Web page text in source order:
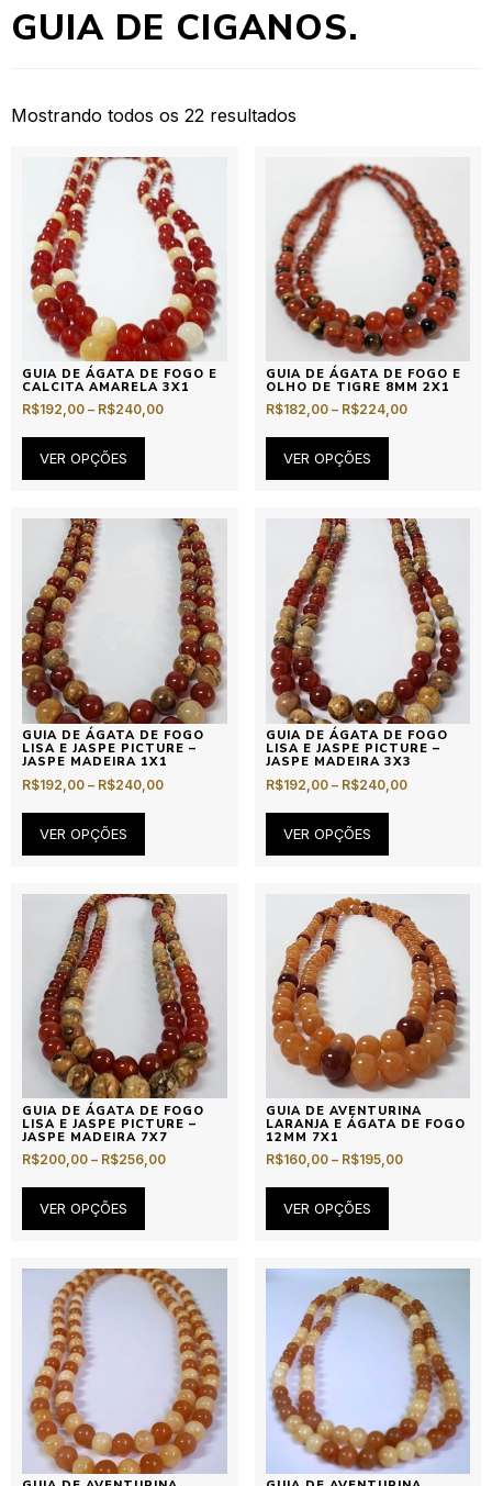
GUIA DE CIGANOS.
Mostrando todos os 22 resultados
GUIA DE ÁGATA DE FOGO E
CALCITA AMARELA 3X1
R$192,00 – R$240,00
VER OPÇÕES
GUIA DE ÁGATA DE FOGO E
OLHO DE TIGRE 8MM 2X1
R$182,00 – R$224,00
VER OPÇÕES
GUIA DE ÁGATA DE FOGO
LISA E JASPE PICTURE –
JASPE MADEIRA 1X1
R$192,00 – R$240,00
VER OPÇÕES
GUIA DE ÁGATA DE FOGO
LISA E JASPE PICTURE –
JASPE MADEIRA 3X3
R$192,00 – R$240,00
VER OPÇÕES
GUIA DE ÁGATA DE FOGO
LISA E JASPE PICTURE –
JASPE MADEIRA 7X7
R$200,00 – R$256,00
VER OPÇÕES
GUIA DE AVENTURINA
LARANJA E ÁGATA DE FOGO
12MM 7X1
R$160,00 – R$195,00
VER OPÇÕES